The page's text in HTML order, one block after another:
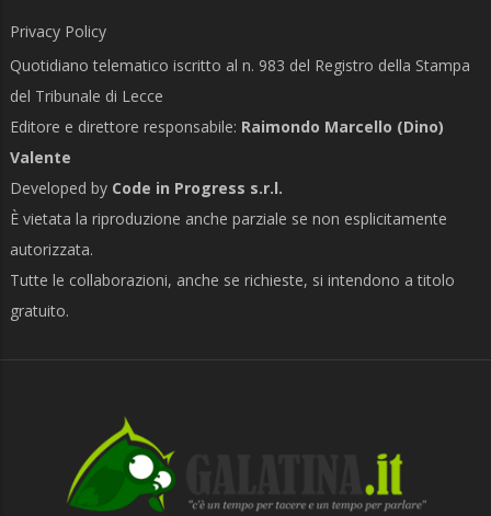
Privacy Policy
Quotidiano telematico iscritto al n. 983 del Registro della Stampa
del Tribunale di Lecce
Editore e direttore responsabile: Raimondo Marcello (Dino)
Valente
Developed by Code in Progress s.r.l.
È vietata la riproduzione anche parziale se non esplicitamente
autorizzata.
Tutte le collaborazioni, anche se richieste, si intendono a titolo
gratuito.